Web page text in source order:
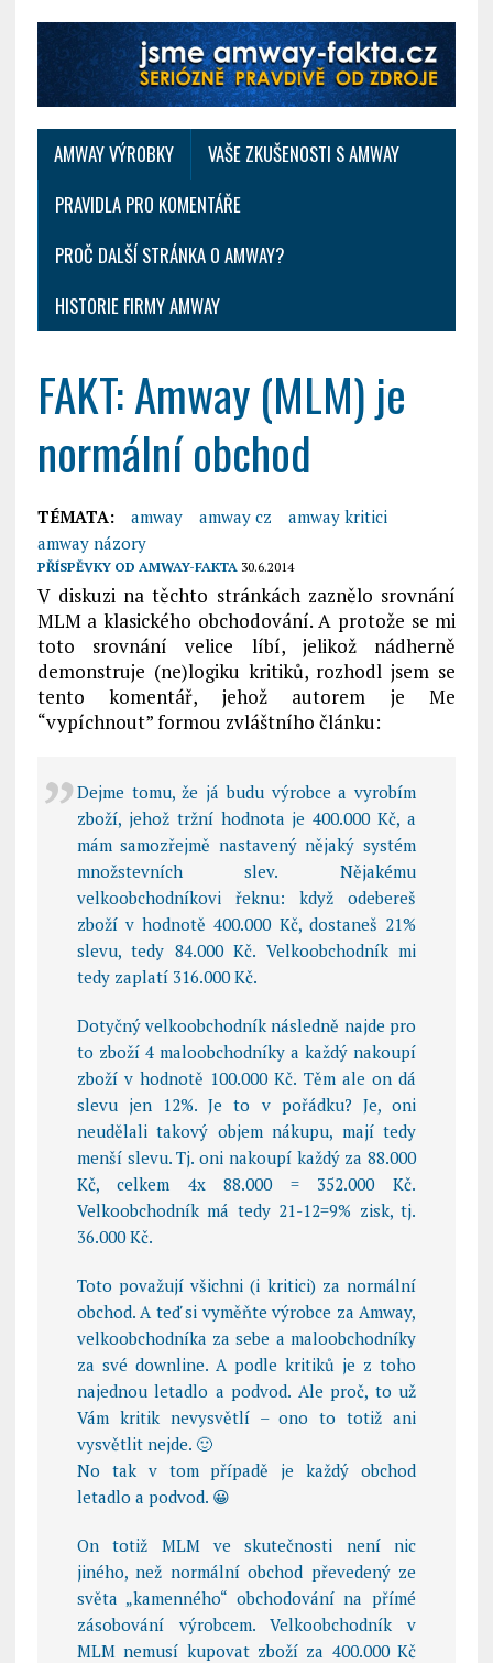
AMWAY VÝROBKY
VAŠE ZKUŠENOSTI S AMWAY
PRAVIDLA PRO KOMENTÁŘE
PROČ DALŠÍ STRÁNKA O AMWAY?
HISTORIE FIRMY AMWAY
FAKT: Amway (MLM) je
normální obchod
TÉMATA: amway amway cz
amway kritici
amway názory
PŘÍSPĚVKY OD AMWAY-FAKTA 30.6.2014
V diskuzi na těchto stránkách zaznělo srovnání
MLM a klasického obchodování. A protože se mi
toto srovnání velice líbí, jelikož nádherně
demonstruje (ne)logiku kritiků, rozhodl jsem se
tento komentář, jehož autorem je Me
“vypíchnout” formou zvláštního článku:
Dejme tomu, že já budu výrobce a vyrobím
zboží, jehož tržní hodnota je 400.000 Kč, a
mám samozřejmě nastavený nějaký systém
množstevních slev. Nějakému
velkoobchodníkovi řeknu: když odebereš
zboží v hodnotě 400.000 Kč, dostaneš 21%
slevu, tedy 84.000 Kč. Velkoobchodník mi
tedy zaplatí 316.000 Kč.
Dotyčný velkoobchodník následně najde pro
to zboží 4 maloobchodníky a každý nakoupí
zboží v hodnotě 100.000 Kč. Těm ale on dá
slevu jen 12%. Je to v pořádku? Je, oni
neudělali takový objem nákupu, mají tedy
menší slevu. Tj. oni nakoupí každý za 88.000
Kč, celkem 4x 88.000 = 352.000 Kč.
Velkoobchodník má tedy 21-12=9% zisk, tj.
36.000 Kč.
Toto považují všichni (i kritici) za normální
obchod. A teď si vyměňte výrobce za Amway,
velkoobchodníka za sebe a maloobchodníky
za své downline. A podle kritiků je z toho
najednou letadlo a podvod. Ale proč, to už
Vám kritik nevysvětlí – ono to totiž ani
vysvětlit nejde. 🙂
No tak v tom případě je každý obchod
letadlo a podvod. 😀
On totiž MLM ve skutečnosti není nic
jiného, než normální obchod převedený ze
světa „kamenného“ obchodování na přímé
zásobování výrobcem. Velkoobchodník v
MLM nemusí kupovat zboží za 400.000 Kč